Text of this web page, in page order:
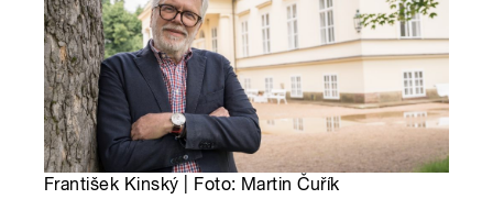
František Kinský | Foto: Martin Čuřík